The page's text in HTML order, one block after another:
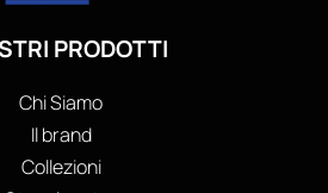
PRODOTTI
Chi Siamo
Il brand
Collezioni